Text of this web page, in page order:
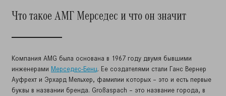
Что такое АМГ Мерседес и что он значит
Компания AMG была основана в 1967 году двумя бывшими
инженерами Мерседес-Бенц. Ее создателями стали Ганс Вернер
Ауфрехт и Эрхард Мельхер, фамилии которых – это и есть первые
буквы в названии бренда. Großaspach – это название города, в